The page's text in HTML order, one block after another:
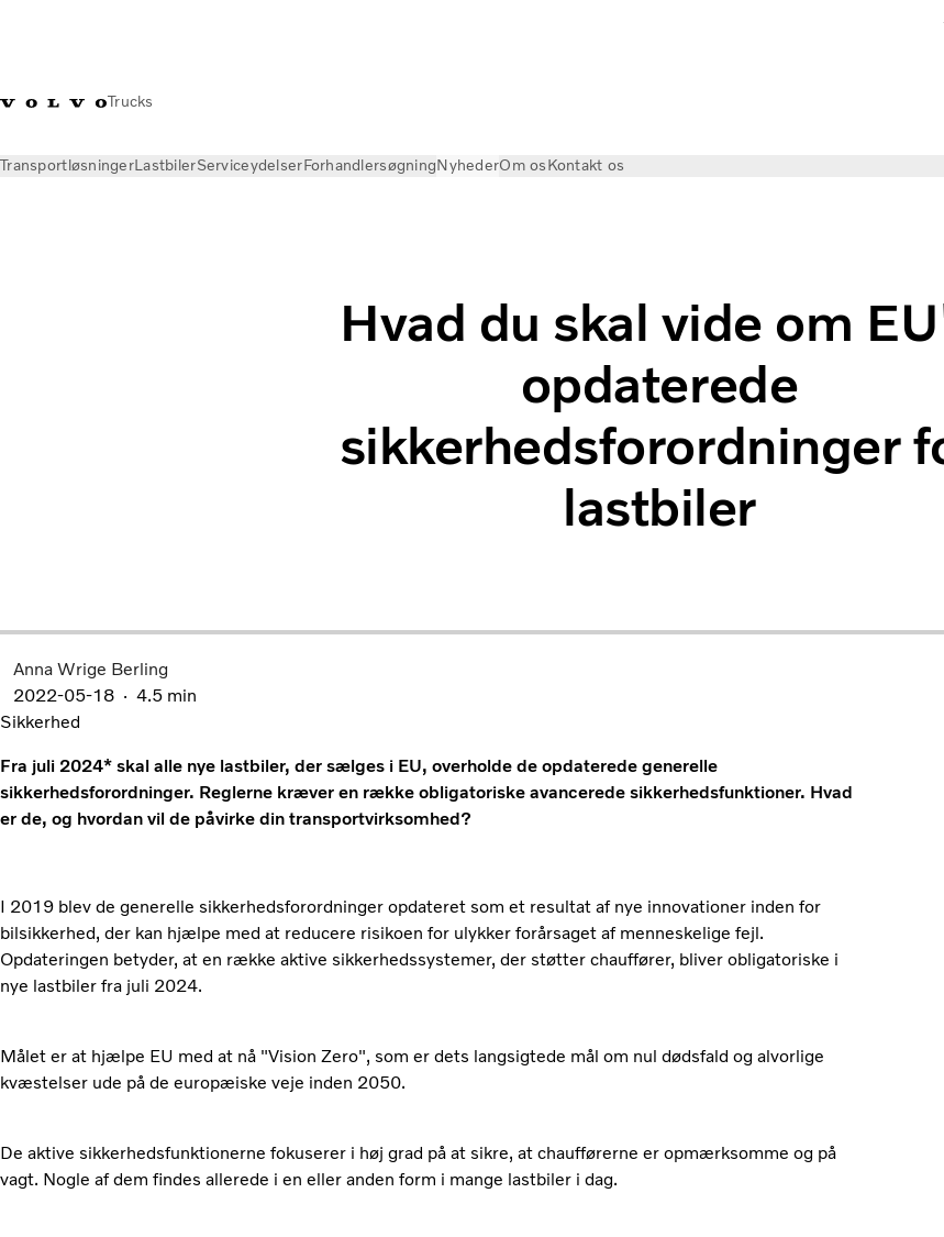
Trucks
TransportløsningerLastbilerServiceydelserForhandlersøgningNyhederOm osKontakt os
Hvad du skal vide om
opdaterede
sikkerhedsforordninger
lastbiler
Anna Wrige Berling
2022-05-18
4.5 min
Sikkerhed
Fra juli 2024* skal alle nye lastbiler, der sælges i EU, overholde de opdaterede generelle
sikkerhedsforordninger. Reglerne kræver en række obligatoriske avancerede sikkerhedsfunktioner. Hvad
er de, og hvordan vil de påvirke din transportvirksomhed?
I 2019 blev de generelle sikkerhedsforordninger opdateret som et resultat af nye innovationer inden for
bilsikkerhed, der kan hjælpe med at reducere risikoen for ulykker forårsaget af menneskelige fejl.
Opdateringen betyder, at en række aktive sikkerhedssystemer, der støtter chauffører, bliver obligatoriske i
nye lastbiler fra juli 2024.
Målet er at hjælpe EU med at nå "Vision Zero", som er dets langsigtede mål om nul dødsfald og alvorlige
kvæstelser ude på de europæiske veje inden 2050.
De aktive sikkerhedsfunktionerne fokuserer i høj grad på at sikre, at chaufførerne er opmærksomme og på
vagt. Nogle af dem findes allerede i en eller anden form i mange lastbiler i dag.